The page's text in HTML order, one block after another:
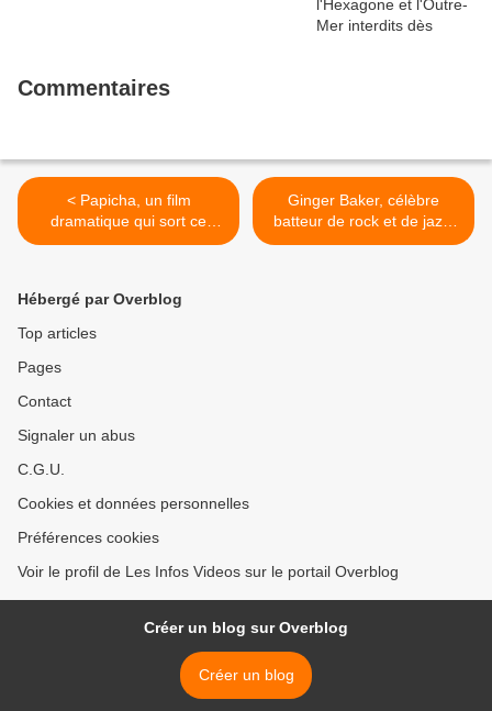
Commentaires
< Papicha, un film
dramatique qui sort ce
mercredi au cinéma
Ginger Baker, célèbre
batteur de rock et de jazz,
fondateur de Cream avec
Hébergé par Overblog
Top articles
Pages
Contact
Signaler un abus
C.G.U.
Cookies et données personnelles
Préférences cookies
Voir le profil de Les Infos Videos sur le portail Overblog
Créer un blog sur Overblog
Créer un blog